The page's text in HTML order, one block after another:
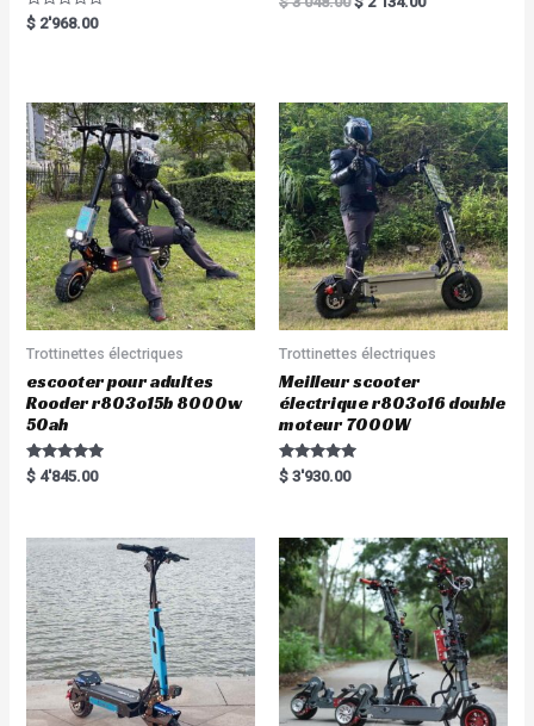
R
a
o
u
t
o
f
5
$ 2'968.00
a
t
o
f
5
Trottinettes électriques
escooter pour adultes
Rooder r803o15b 8000w
50ah
Rated
5.00
$ 4'845.00
Trottinettes électriques
Meilleur scooter
électrique r803o16 double
moteur 7000W
Rated
5.00
$ 3'930.00